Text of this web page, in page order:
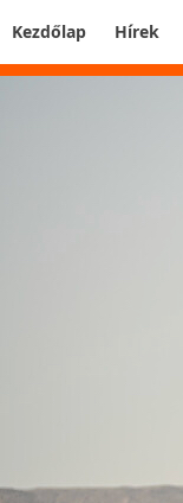
Kezdőlap Hírek